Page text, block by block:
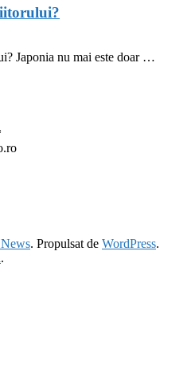
Japonia nu mai este doar …
. Propulsat de WordPress.
.